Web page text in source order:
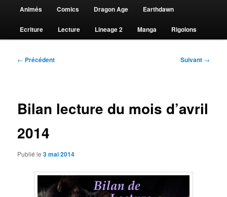
Animés Comics Dragon Age Earthdawn
Ecriture Lecture Lineage 2 Manga Rigolons
Navigation
← Précédent Suivant →
Bilan lecture du mois d’avril
2014
Publié le3 mai 2014